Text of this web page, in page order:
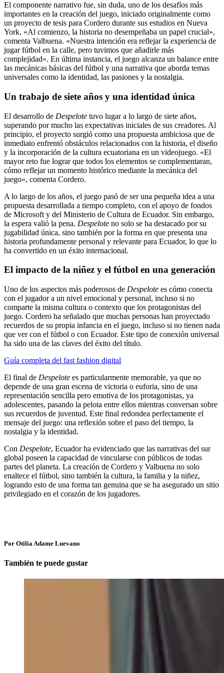
El componente narrativo fue, sin duda, uno de los desafíos más
importantes en la creación del juego, iniciado originalmente como
un proyecto de tesis para Cordero durante sus estudios en Nueva
York. «Al comienzo, la historia no desempeñaba un papel crucial»,
comenta Valbuena. «Nuestra intención era reflejar la experiencia de
jugar fútbol en la calle, pero tuvimos que añadirle más
complejidad». En última instancia, el juego alcanza un balance entre
las mecánicas básicas del fútbol y una narrativa que aborda temas
universales como la identidad, las pasiones y la nostalgia.
Un trabajo de siete años y una identidad única
El desarrollo de Despelote tuvo lugar a lo largo de siete años,
superando por mucho las expectativas iniciales de sus creadores. Al
principio, el proyecto surgió como una propuesta ambiciosa que de
inmediato enfrentó obstáculos relacionados con la historia, el diseño
y la incorporación de la cultura ecuatoriana en un videojuego. «El
mayor reto fue lograr que todos los elementos se complementaran,
cómo reflejar un momento histórico mediante la mecánica del
juego», comenta Cordero.
A lo largo de los años, el juego pasó de ser una pequeña idea a una
propuesta desarrollada a tiempo completo, con el apoyo de fondos
de Microsoft y del Ministerio de Cultura de Ecuador. Sin embargo,
la espera valió la pena. Despelote no solo se ha destacado por su
jugabilidad única, sino también por la forma en que presenta una
historia profundamente personal y relevante para Ecuador, lo que lo
ha convertido en un éxito internacional.
El impacto de la niñez y el fútbol en una generación
Uno de los aspectos más poderosos de Despelote es cómo conecta
con el jugador a un nivel emocional y personal, incluso si no
comparte la misma cultura o contexto que los protagonistas del
juego. Cordero ha señalado que muchas personas han proyectado
recuerdos de su propia infancia en el juego, incluso si no tienen nada
que ver con el fútbol o con Ecuador. Este tipo de conexión universal
ha sido una de las claves del éxito del título.
Guía completa del fast fashion digital
El final de Despelote es particularmente memorable, ya que no
depende de una gran escena de victoria o euforia, sino de una
representación sencilla pero emotiva de los protagonistas, ya
adolescentes, pasando la pelota entre ellos mientras conversan sobre
sus recuerdos de juventud. Este final redondea perfectamente el
mensaje del juego: una reflexión sobre el paso del tiempo, la
nostalgia y la identidad.
Con Despelote, Ecuador ha evidenciado que las narrativas del sur
global poseen la capacidad de vincularse con públicos de todas
partes del planeta. La creación de Cordero y Valbuena no solo
enaltece el fútbol, sino también la cultura, la familia y la niñez,
logrando esto de una forma tan genuina que se ha asegurado un sitio
privilegiado en el corazón de los jugadores.
Por Otilia Adame Luevano
También te puede gustar